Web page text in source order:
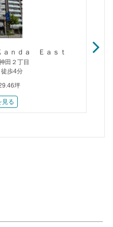
ｎｄａ Ｅａｓｔ
田２丁目
歩4分
坪
見る